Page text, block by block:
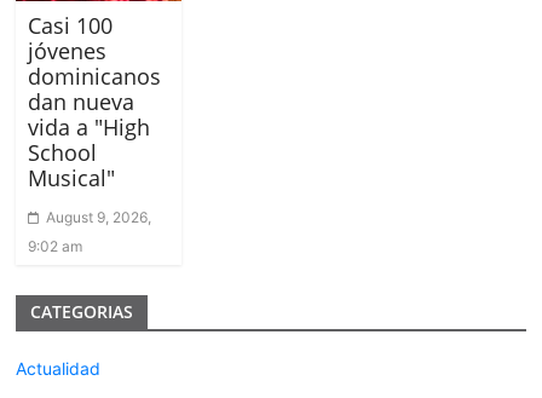
Casi 100
jóvenes
dominicanos
dan nueva
vida a "High
School
Musical"
August 9, 2026,
9:02 am
CATEGORIAS
Actualidad